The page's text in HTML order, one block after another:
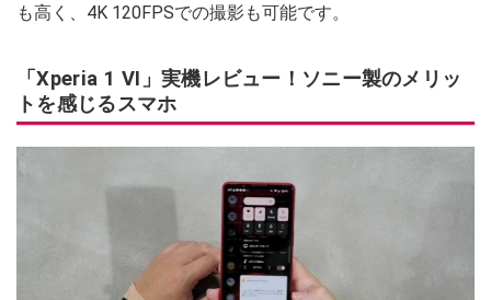
も高く、4K 120FPSでの撮影も可能です。
「Xperia 1 VI」実機レビュー！ソニー製のメリッ
トを感じるスマホ